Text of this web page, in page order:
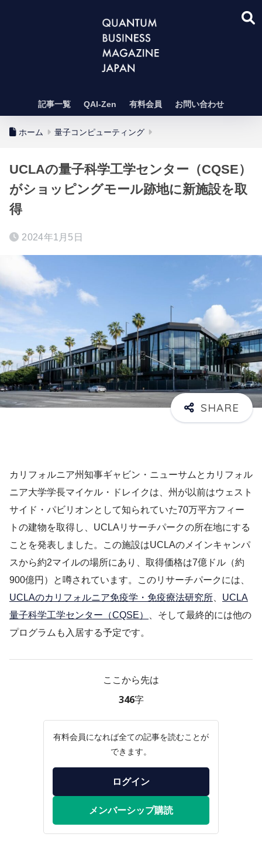
記事一覧 QAI-Zen 有料会員 お問い合わせ
ホーム 量子コンピューティング
UCLAの量子科学工学センター（CQSE）
がショッピングモール跡地に新施設を取
得
2024年1月5日
カリフォルニア州知事ギャビン・ニューサムとカリフォル
ニア大学学長マイケル・ドレイクは、州が以前はウェスト
サイド・パビリオンとして知られていた70万平方フィー
トの建物を取得し、UCLAリサーチパークの所在地にする
ことを発表しました。この施設はUCLAのメインキャンパ
スから約2マイルの場所にあり、取得価格は7億ドル（約
900億円）と噂されています。このリサーチパークには、
UCLAのカリフォルニア免疫学・免疫療法研究所
UCLA
量子科学工学センター（CQSE）
、そして最終的には他の
プログラムも入居する予定です。
ここから先は
346字
有料会員になれば全ての記事を読むことが
できます。
ログイン
メンバーシップ購読